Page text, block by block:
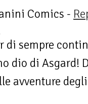
Comics -
di sempre
dio di Asgard!
avventure